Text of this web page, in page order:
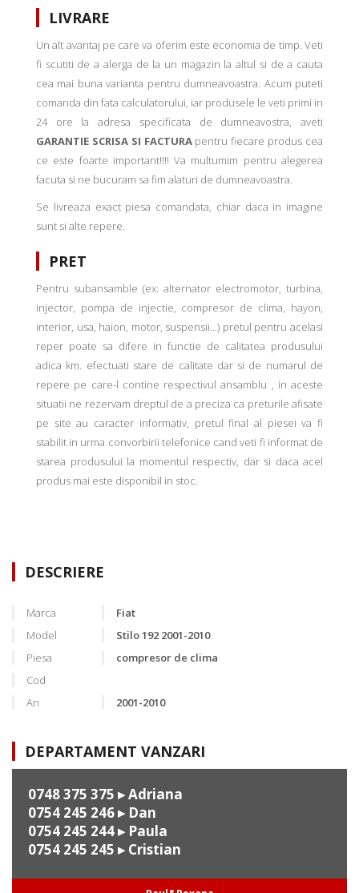
LIVRARE
Un alt avantaj pe care va oferim este economia de timp. Veti
fi scutiti de a alerga de la un magazin la altul si de a cauta
cea mai buna varianta pentru dumneavoastra. Acum puteti
comanda din fata calculatorului, iar produsele le veti primi in
24 ore la adresa specificata de dumneavostra, aveti
GARANTIE SCRISA SI FACTURApentru fiecare produs cea
ce este foarte important!!!! Va multumim pentru alegerea
facuta si ne bucuram sa fim alaturi de dumneavoastra.
Se livreaza exact piesa comandata, chiar daca in imagine
sunt si alte repere.
PRET
Pentru subansamble (ex: alternator electromotor, turbina,
injector, pompa de injectie, compresor de clima, hayon,
interior, usa, haion, motor, suspensii...) pretul pentru acelasi
reper poate sa difere in functie de calitatea produsului
adica km. efectuati stare de calitate dar si de numarul de
repere pe care-l contine respectivul ansamblu , in aceste
situatii ne rezervam dreptul de a preciza ca preturile afisate
pe site au caracter informativ, pretul final al piesei va fi
stabilit in urma convorbirii telefonice cand veti fi informat de
starea produsului la momentul respectiv, dar si daca acel
produs mai este disponibil in stoc.
DESCRIERE
Marca
Fiat
Model
Stilo 192 2001-2010
Piesa
compresor de clima
Cod
An
2001-2010
DEPARTAMENT VANZARI
0748 375 375 ▸ Adriana
0754 245 246▸ Dan
0754 245 244▸ Paula
0754 245 245 ▸ Cristian